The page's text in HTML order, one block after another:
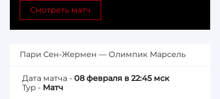
Бундеслига, Чемпионат Германии
Чемпионат Саудовской Аравии 25/26
Смотреть матч
Пари Сен-Жермен — Олимпик Марсель
Дата матча - 08 февраля в 22:45 мск
Тур - Матч